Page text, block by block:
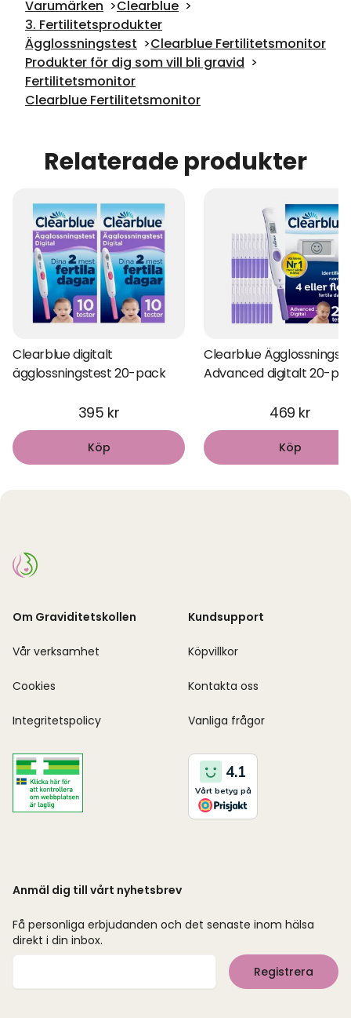
Varumärken
Clearblue
3. Fertilitetsprodukter
Ägglossningstest
Clearblue Fertilitetsmonitor
Produkter för dig som vill bli gravid
Fertilitetsmonitor
Clearblue Fertilitetsmonitor
Relaterade produkter
Clearblue digitalt
ägglossningstest 20-pack
395 kr
Köp
Clearblue
Advanced digitalt 20-
469 kr
Köp
Om Graviditetskollen
Vår verksamhet
Cookies
Integritetspolicy
Kundsupport
Köpvillkor
Kontakta oss
Vanliga frågor
Anmäl dig till vårt nyhetsbrev
Få personliga erbjudanden och det senaste inom hälsa
direkt i din inbox.
Registrera